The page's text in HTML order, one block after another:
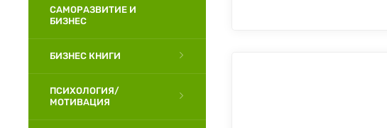
САМОРАЗВИТИЕ И
БИЗНЕС
БИЗНЕС КНИГИ
ПСИХОЛОГИЯ/
МОТИВАЦИЯ